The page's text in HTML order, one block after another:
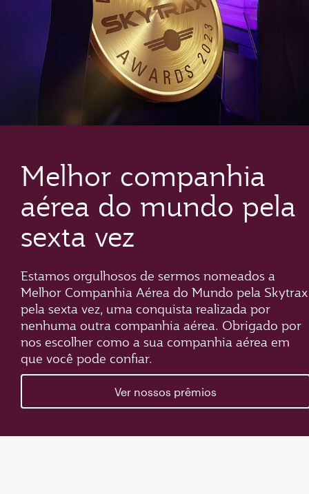
Melhor companhia
aérea do mundo pela
sexta vez
Estamos orgulhosos de sermos nomeados a
Melhor Companhia Aérea do Mundo pela Skytrax
pela sexta vez, uma conquista realizada por
nenhuma outra companhia aérea. Obrigado por
nos escolher como a sua companhia aérea em
que você pode confiar.
Ver nossos prêmios